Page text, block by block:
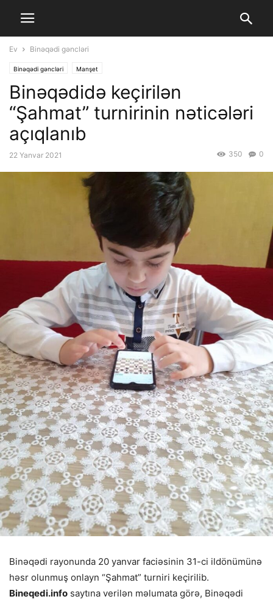
Ev Binəqədi gəncləri
Binəqədi gəncləri Manşet
Binəqədidə keçirilən
“Şahmat” turnirinin nəticələri
açıqlanıb
22 Yanvar 2021 0
350
Binəqədi rayonunda 20 yanvar faciəsinin 31-ci ildönümünə
həsr olunmuş onlayn “Şahmat” turniri keçirilib.
Bineqedi.info saytına verilən məlumata görə, Binəqədi